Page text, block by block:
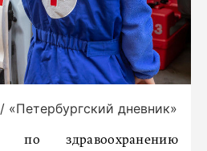
«Петербургский дневник»
по здравоохранению